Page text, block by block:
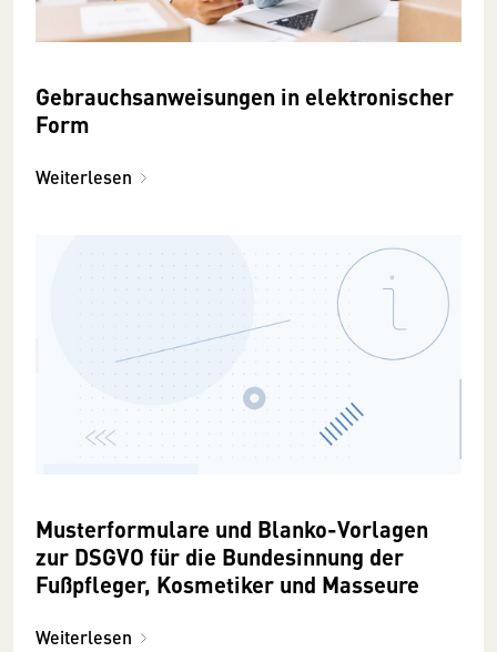
Gebrauchsanweisungen in elektronischer
Form
Weiterlesen
Musterformulare und Blanko-Vorlagen
zur DSGVO für die Bundesinnung der
Fußpfleger, Kosmetiker und Masseure
Weiterlesen